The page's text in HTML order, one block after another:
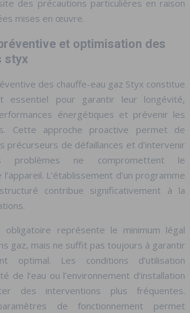
des précautions particulières en raison
mises en œuvre.
et optimisation des
styx
des chauffe-eau gaz Styx constitue
essentiel pour garantir leur longévité,
énergétiques et prévenir les
Cette approche proactive permet de
précurseurs de défaillances et d’intervenir
ne compromettent le
L’établissement d’un programme
contribue significativement à la
obligatoire représente le minimum légal
gaz, mais ne suffit pas toujours à garantir
optimal. Les conditions d’utilisation
de l’eau ou l’environnement d’installation
des interventions plus fréquentes.
de fonctionnement permet